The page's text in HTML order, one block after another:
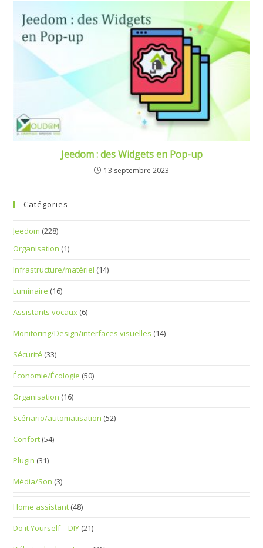
Jeedom : des Widgets en Pop-up
13 septembre 2023
Catégories
Jeedom (228)
Organisation (1)
Infrastructure/matériel (14)
Luminaire (16)
Assistants vocaux (6)
Monitoring/Design/interfaces visuelles (14)
Sécurité (33)
Économie/Écologie (50)
Organisation (16)
Scénario/automatisation (52)
Confort (54)
Plugin (31)
Média/Son (3)
Home assistant (48)
Do it Yourself – DIY (21)